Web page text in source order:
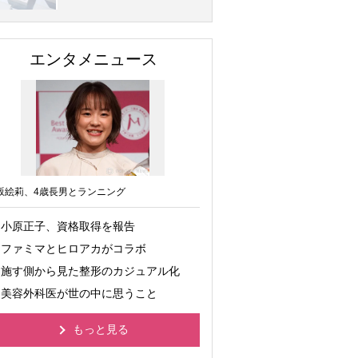
エンタメニュース
絵莉、4歳長男とランニング
小原正子、資格取得を報告
ファミマとヒロアカがコラボ
施す側から見た整形のカジュアル化
美容外科医が世の中に思うこと
もっと見る